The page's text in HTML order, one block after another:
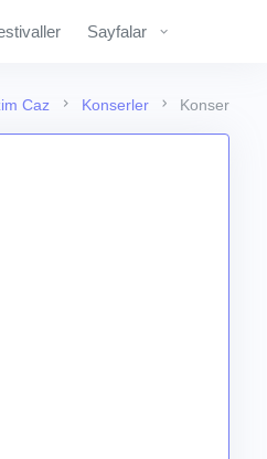
Sayfalar
Caz Konserler Konser